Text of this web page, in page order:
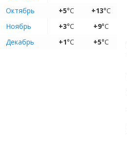
Октябрь
+5°C +13°C
Ноябрь
+3°C +9°C
Декабрь
+1°C +5°C